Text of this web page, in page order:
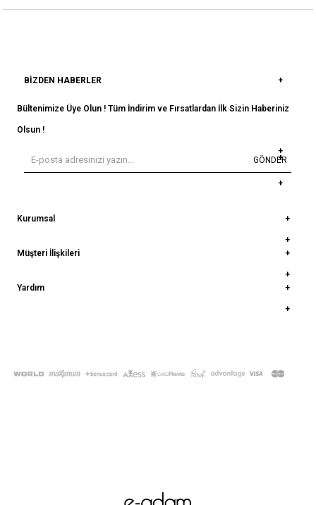
BIZDEN HABERLER
Bültenimize Üye Olun ! Tüm İndirim ve Fırsatlardan İlk Sizin Haberiniz
Olsun !
GÖNDER
Kurumsal
Müşteri İlişkileri
Yardım